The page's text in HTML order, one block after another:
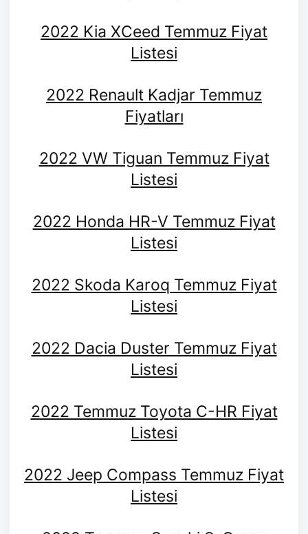
2022 Kia XCeed Temmuz Fiyat
Listesi
2022 Renault Kadjar Temmuz
Fiyatları
2022 VW Tiguan Temmuz Fiyat
Listesi
2022 Honda HR-V Temmuz Fiyat
Listesi
2022 Skoda Karoq Temmuz Fiyat
Listesi
2022 Dacia Duster Temmuz Fiyat
Listesi
2022 Temmuz Toyota C-HR Fiyat
Listesi
2022 Jeep Compass Temmuz Fiyat
Listesi